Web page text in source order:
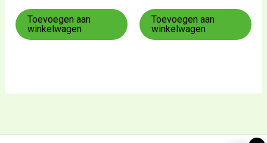
uit
5
Toevoegen aan
winkelwagen
uit
5
Toevoegen aan
winkelwagen